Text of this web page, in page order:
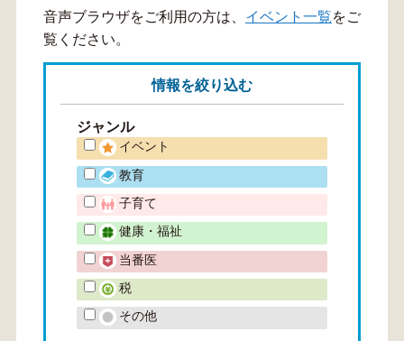
音声ブラウザをご利用の方は、 イベント一覧をご
覧ください。
情報を絞り込む
ジャンル
イベント
教育
子育て
健康・福祉
当番医
税
その他